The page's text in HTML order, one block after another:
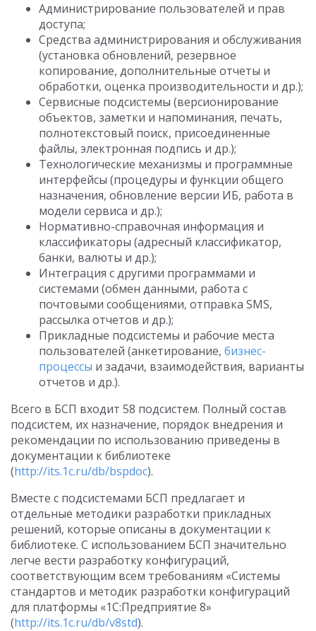
Администрирование пользователей и прав
доступа;
Средства администрирования и обслуживания
(установка обновлений, резервное
копирование, дополнительные отчеты и
обработки, оценка производительности и др.);
Сервисные подсистемы (версионирование
объектов, заметки и напоминания, печать,
полнотекстовый поиск, присоединенные
файлы, электронная подпись и др.);
Технологические механизмы и программные
интерфейсы (процедуры и функции общего
назначения, обновление версии ИБ, работа в
модели сервиса и др.);
Нормативно-справочная информация и
классификаторы (адресный классификатор,
банки, валюты и др.);
Интеграция с другими программами и
системами (обмен данными, работа с
почтовыми сообщениями, отправка SMS,
рассылка отчетов и др.);
Прикладные подсистемы и рабочие места
пользователей (анкетирование, бизнес-
процессы и задачи, взаимодействия, варианты
отчетов и др.).
Всего в БСП входит 58 подсистем. Полный состав
подсистем, их назначение, порядок внедрения и
рекомендации по использованию приведены в
документации к библиотеке
(http://its.1c.ru/db/bspdoc).
Вместе с подсистемами БСП предлагает и
отдельные методики разработки прикладных
решений, которые описаны в документации к
библиотеке. С использованием БСП значительно
легче вести разработку конфигураций,
соответствующим всем требованиям «Системы
стандартов и методик разработки конфигураций
для платформы «1С:Предприятие 8»
(http://its.1c.ru/db/v8std).